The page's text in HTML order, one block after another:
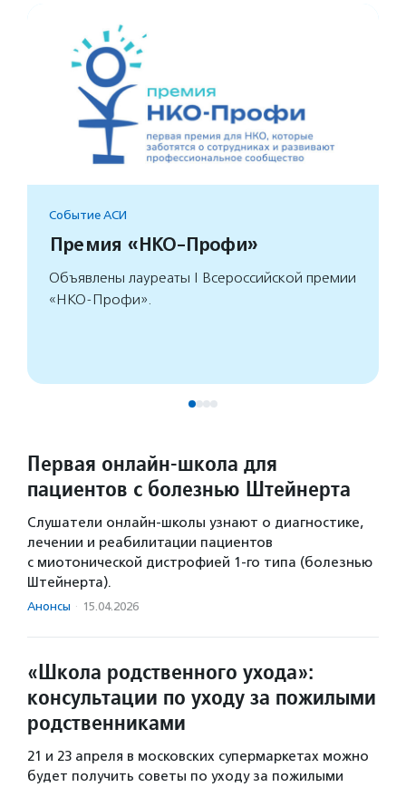
Событие АСИ
Премия «НКО-Профи»
Объявлены лауреаты I Всероссийской премии
«НКО-Профи».
Первая онлайн-школа для
пациентов с болезнью Штейнерта
Слушатели онлайн-школы узнают о диагностике,
лечении и реабилитации пациентов
с миотонической дистрофией 1-го типа (болезнью
Штейнерта).
Анонсы · 15.04.2026
«Школа родственного ухода»:
консультации по уходу за пожилыми
родственниками
21 и 23 апреля в московских супермаркетах можно
будет получить советы по уходу за пожилыми